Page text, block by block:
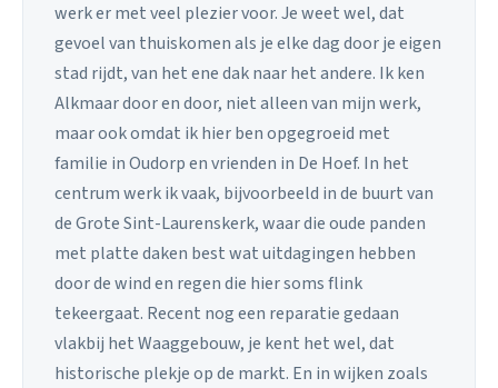
werk er met veel plezier voor. Je weet wel, dat
gevoel van thuiskomen als je elke dag door je eigen
stad rijdt, van het ene dak naar het andere. Ik ken
Alkmaar door en door, niet alleen van mijn werk,
maar ook omdat ik hier ben opgegroeid met
familie in Oudorp en vrienden in De Hoef. In het
centrum werk ik vaak, bijvoorbeeld in de buurt van
de Grote Sint-Laurenskerk, waar die oude panden
met platte daken best wat uitdagingen hebben
door de wind en regen die hier soms flink
tekeergaat. Recent nog een reparatie gedaan
vlakbij het Waaggebouw, je kent het wel, dat
historische plekje op de markt. En in wijken zoals